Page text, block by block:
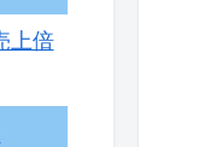
上倍